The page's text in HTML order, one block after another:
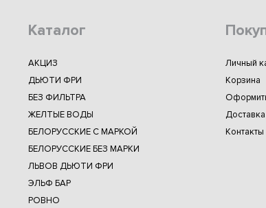
Каталог
АКЦИЗ
ДЬЮТИ ФРИ
БЕЗ ФИЛЬТРА
ЖЕЛТЫЕ ВОДЫ
БЕЛОРУССКИЕ С МАРКОЙ
БЕЛОРУССКИЕ БЕЗ МАРКИ
ЛЬВОВ ДЬЮТИ ФРИ
ЭЛЬФ БАР
РОВНО
Личный
Корзина
Контакты